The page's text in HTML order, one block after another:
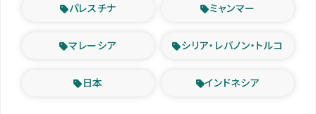
パレスチナ ミャンマー
マレーシア シリア・レバノン・トルコ
日本 インドネシア